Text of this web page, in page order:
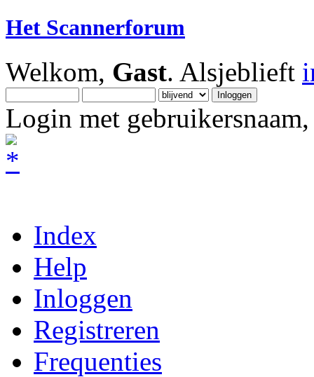
Het Scannerforum
Welkom, Gast. Alsjeblieft
Login met
Index
Help
Inloggen
Registreren
Frequenties